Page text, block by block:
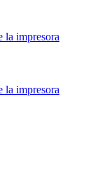
la impresora
la impresora